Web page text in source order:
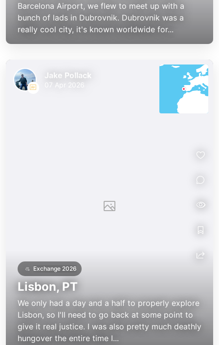
Barcelona Airport, we flew to meet up with a
bunch of lads in Dubrovnik. Dubrovnik was a
really cool city, it's known worldwide for...
Exchange 2026
Lisbon, PT
We only had a day and a half to properly explore
Lisbon, so I'll need to go back at some point to
give it real justice. I was also pretty much deathly
hungover the entire time I...
Jake Pollack
07 Apr 2026